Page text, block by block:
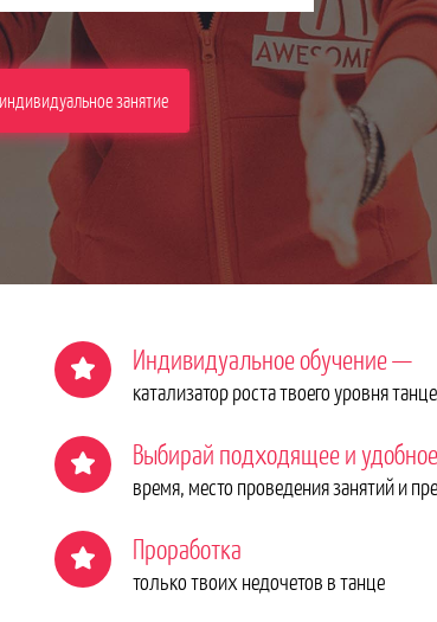
занятие
Индивидуальное обучение —
катализатор роста твоего уровня
Выбирай подходящее и
время, место проведения занятий и
Проработка
только твоих недочетов в танце